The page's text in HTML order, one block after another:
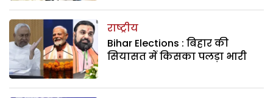
राष्ट्रीय
Bihar Elections : बिहार की
सियासत में किसका पलड़ा भारी